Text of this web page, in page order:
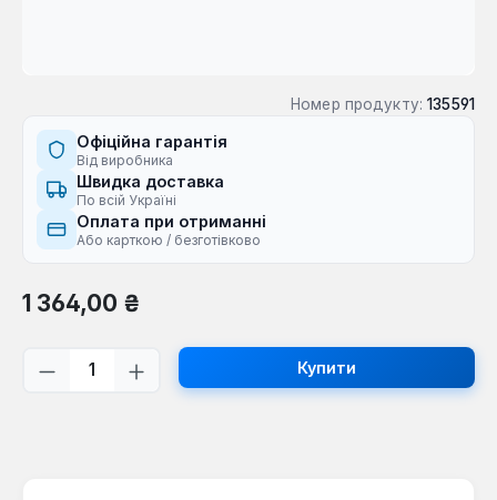
Номер продукту: 135591
Офіційна гарантія
Від виробника
Швидка доставка
По всій Україні
Оплата при отриманні
Або карткою / безготівково
Звичайна ціна:
1 364,00 ₴
Кількість товару: Введіть потрібну
Купити